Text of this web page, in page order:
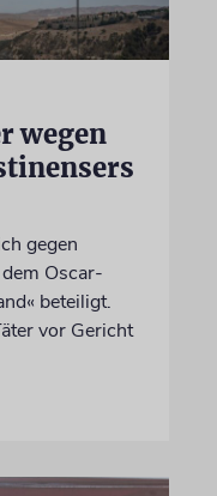
wegen
gegen
Oscar-
beteiligt.
vor Gericht